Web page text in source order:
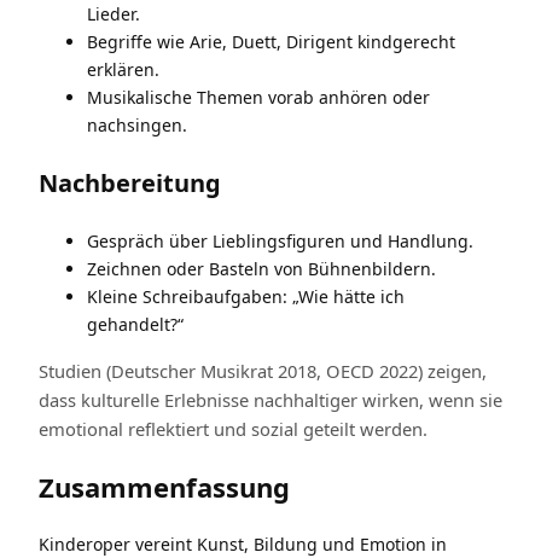
Lieder.
Begriffe wie Arie, Duett, Dirigent kindgerecht
erklären.
Musikalische Themen vorab anhören oder
nachsingen.
Nachbereitung
Gespräch über Lieblingsfiguren und Handlung.
Zeichnen oder Basteln von Bühnenbildern.
Kleine Schreibaufgaben: „Wie hätte ich
gehandelt?“
Studien (Deutscher Musikrat 2018, OECD 2022) zeigen,
dass kulturelle Erlebnisse nachhaltiger wirken, wenn sie
emotional reflektiert und sozial geteilt werden.
Zusammenfassung
Kinderoper vereint Kunst, Bildung und Emotion in